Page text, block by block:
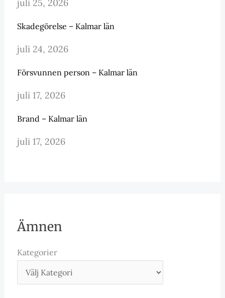
juli 25, 2026
Skadegörelse – Kalmar län
juli 24, 2026
Försvunnen person – Kalmar län
juli 17, 2026
Brand – Kalmar län
juli 17, 2026
Ämnen
Kategorier